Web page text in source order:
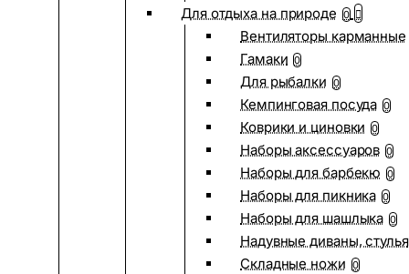
Для отдыха на природе 0
Вентиляторы карманные
Гамаки 0
Для рыбалки 0
Кемпинговая посуда 0
Коврики и циновки 0
Наборы аксессуаров 0
Наборы для барбекю 0
Наборы для пикника 0
Наборы для шашлыка 0
Надувные диваны, стулья
Складные ножи 0